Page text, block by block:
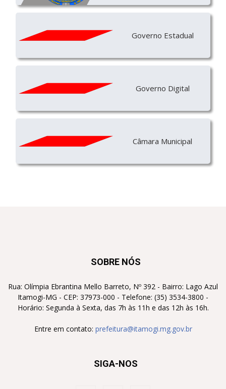
Governo Estadual
Governo Digital
Câmara Municipal
SOBRE NÓS
Rua: Olímpia Ebrantina Mello Barreto, Nº 392 - Bairro: Lago Azul
Itamogi-MG - CEP: 37973-000 - Telefone: (35) 3534-3800 -
Horário: Segunda à Sexta, das 7h às 11h e das 12h às 16h.
Entre em contato: prefeitura@itamogi.mg.gov.br
SIGA-NOS